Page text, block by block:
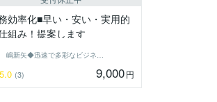
効率化■早い・安い・実用的
組み！提案します
5.0 (3) 9,000円